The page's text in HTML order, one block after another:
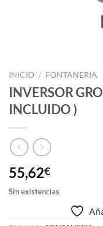
INICIO / FONTANERIA
INVERSOR
INCLUIDO )
55,62€
Sin existencias